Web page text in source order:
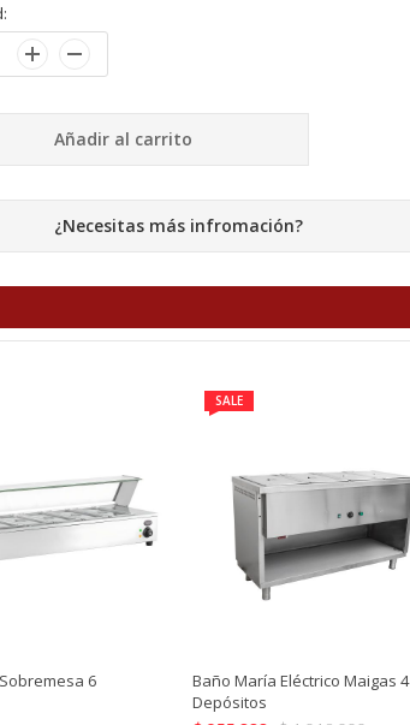
Añadir al carrito
¿Necesitas más infromación?
6
SALE
Baño María Eléctrico Maigas 4
Depósitos